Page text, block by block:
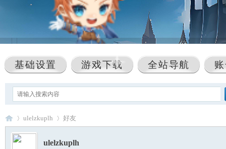
基础设置 游戏下载 全站导航
ulelzkuplh 好友
ulelzkuplh